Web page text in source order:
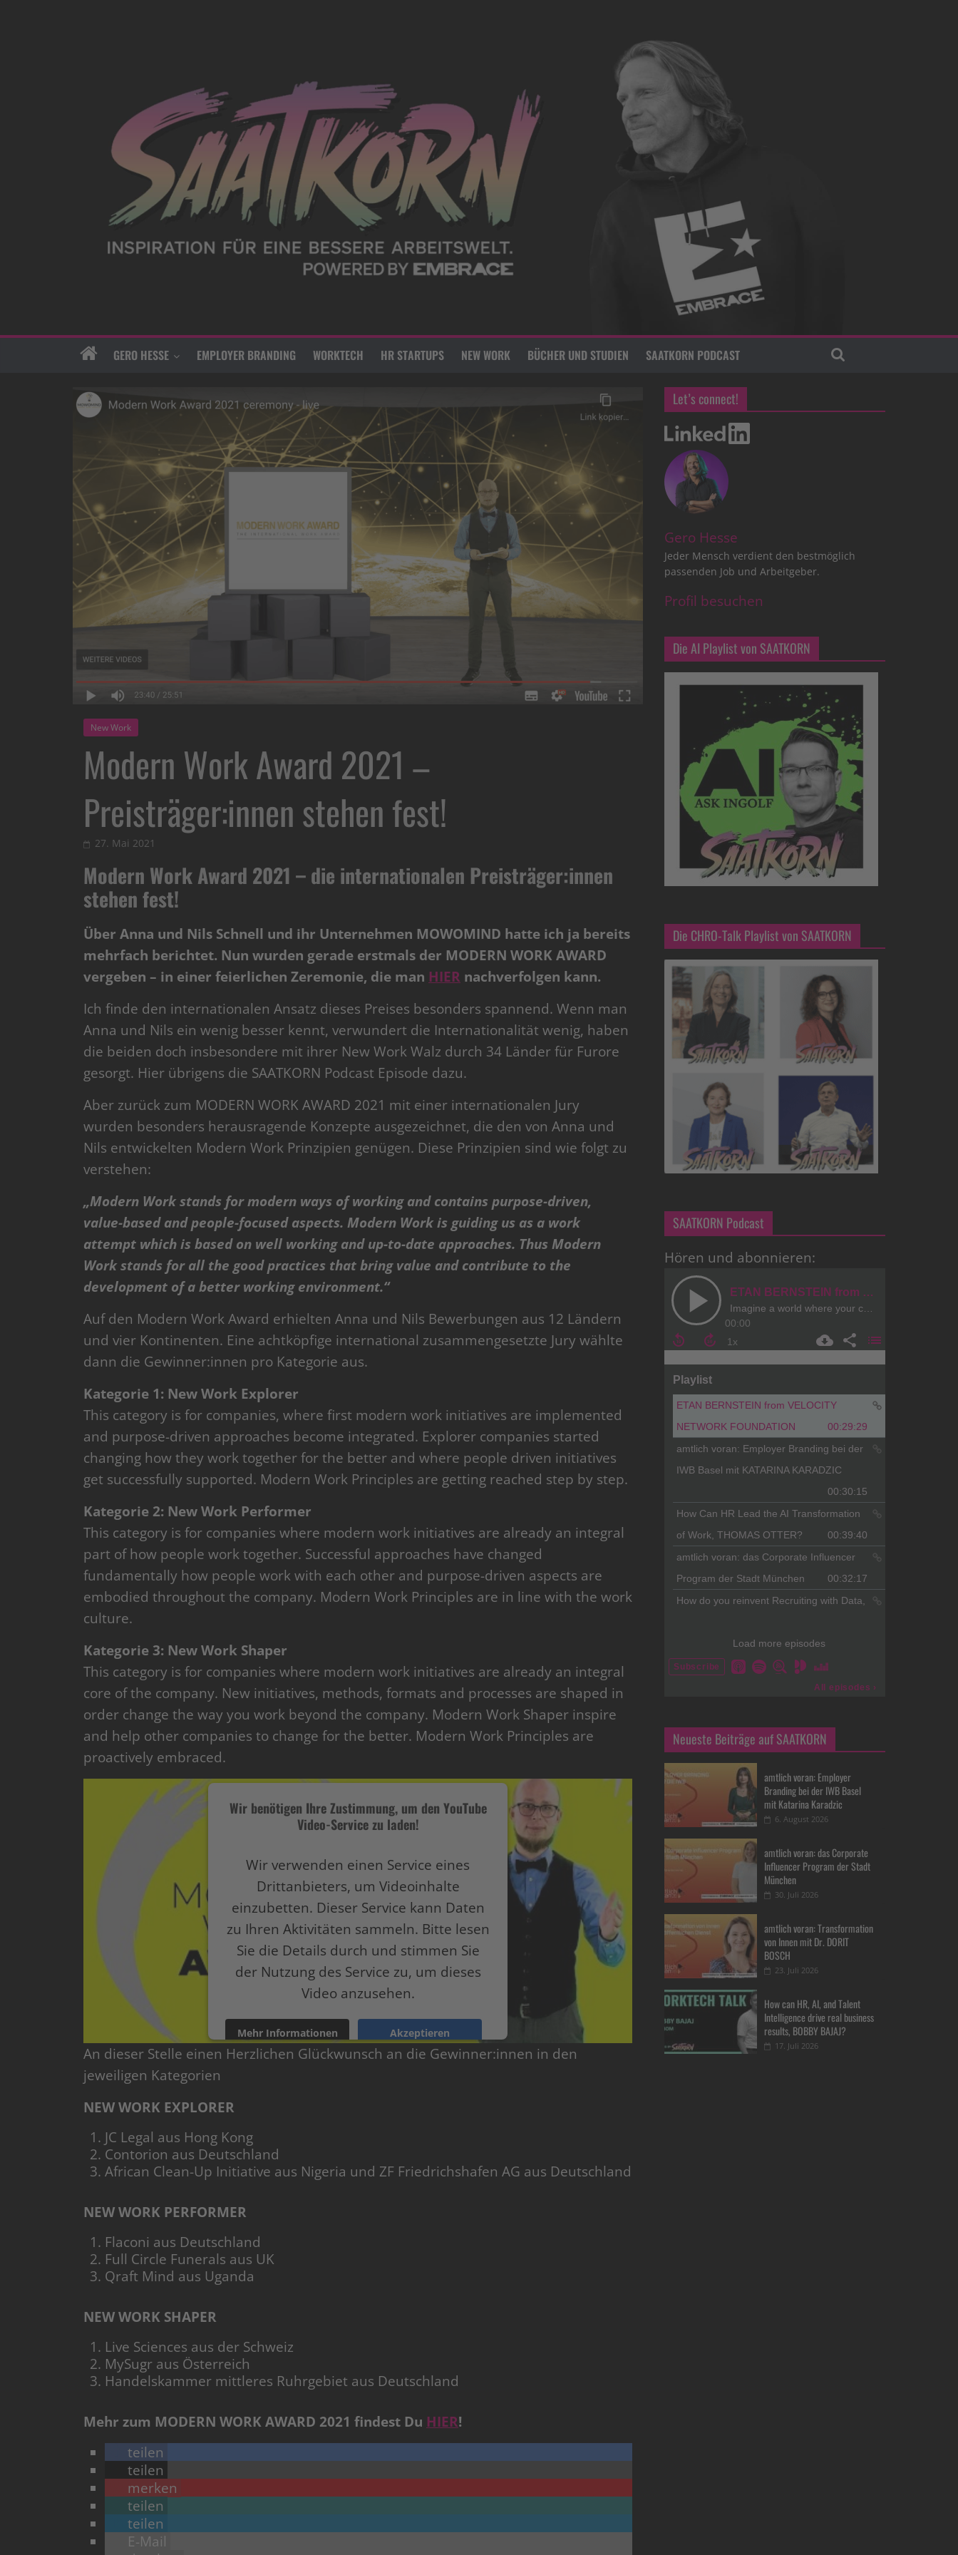
GERO HESSE EMPLOYER BRANDING WORKTECH HR STARTUPS NEW WORK BÜCHER UND STUDIEN SAATKORN PODCAST
New Work
Modern Work Award 2021 –
Preisträger:innen stehen fest!
27. Mai 2021
Modern Work Award 2021 – die internationalen Preisträger:innen
stehen fest!
Über Anna und Nils Schnell und ihr Unternehmen MOWOMIND hatte ich ja bereits
mehrfach berichtet. Nun wurden gerade erstmals der MODERN WORK AWARD
vergeben – in einer feierlichen Zeremonie, die man HIER nachverfolgen kann.
Ich finde den internationalen Ansatz dieses Preises besonders spannend. Wenn man
Anna und Nils ein wenig besser kennt, verwundert die Internationalität wenig, haben
die beiden doch insbesondere mit ihrer New Work Walz durch 34 Länder für Furore
gesorgt. Hier übrigens die SAATKORN Podcast Episode dazu.
Aber zurück zum MODERN WORK AWARD 2021 mit einer internationalen Jury
wurden besonders herausragende Konzepte ausgezeichnet, die den von Anna und
Nils entwickelten Modern Work Prinzipien genügen. Diese Prinzipien sind wie folgt zu
verstehen:
„Modern Work stands for modern ways of working and contains purpose-driven,
value-based and people-focused aspects. Modern Work is guiding us as a work
attempt which is based on well working and up-to-date approaches. Thus Modern
Work stands for all the good practices that bring value and contribute to the
development of a better working environment.“
Auf den Modern Work Award erhielten Anna und Nils Bewerbungen aus 12 Ländern
und vier Kontinenten. Eine achtköpfige international zusammengesetzte Jury wählte
dann die Gewinner:innen pro Kategorie aus.
Kategorie 1: New Work Explorer
This category is for companies, where first modern work initiatives are implemented
and purpose-driven approaches become integrated. Explorer companies started
changing how they work together for the better and where people driven initiatives
get successfully supported. Modern Work Principles are getting reached step by step.
Kategorie 2: New Work Performer
This category is for companies where modern work initiatives are already an integral
part of how people work together. Successful approaches have changed
fundamentally how people work with each other and purpose-driven aspects are
embodied throughout the company. Modern Work Principles are in line with the work
culture.
Kategorie 3: New Work Shaper
This category is for companies where modern work initiatives are already an integral
core of the company. New initiatives, methods, formats and processes are shaped in
order change the way you work beyond the company. Modern Work Shaper inspire
and help other companies to change for the better. Modern Work Principles are
proactively embraced.
Wir benötigen Ihre Zustimmung, um den YouTube
Video-Service zu laden!
Wir verwenden einen Service eines
Drittanbieters, um Videoinhalte
einzubetten. Dieser Service kann Daten
zu Ihren Aktivitäten sammeln. Bitte lesen
Sie die Details durch und stimmen Sie
der Nutzung des Service zu, um dieses
Video anzusehen.
Mehr Informationen Akzeptieren
powered byUsercentrics Consent Management Platform
An dieser Stelle einen Herzlichen Glückwunsch an die Gewinner:innen in den
jeweiligen Kategorien
NEW WORK EXPLORER
JC Legal aus Hong Kong
Contorion aus Deutschland
African Clean-Up Initiative aus Nigeria und ZF Friedrichshafen AG aus Deutschland
NEW WORK PERFORMER
Flaconi aus Deutschland
Full Circle Funerals aus UK
Qraft Mind aus Uganda
NEW WORK SHAPER
Live Sciences aus der Schweiz
MySugr aus Österreich
Handelskammer mittleres Ruhrgebiet aus Deutschland
Mehr zum MODERN WORK AWARD 2021 findest Du HIER!
teilen
teilen
merken
teilen
teilen
E-Mail
Let’s connect!
Gero Hesse
Jeder Mensch verdient den bestmöglich
passenden Job und Arbeitgeber.
Profil besuchen
Die AI Playlist von SAATKORN
Die CHRO-Talk Playlist von SAATKORN
SAATKORN Podcast
Hören und abonnieren:
Neueste Beiträge auf SAATKORN
amtlich voran: Employer
Branding bei der IWB Basel
mit Katarina Karadzic
6. August 2026
amtlich voran: das Corporate
Influencer Program der Stadt
München
30. Juli 2026
amtlich voran: Transformation
von Innen mit Dr. DORIT
BOSCH
23. Juli 2026
How can HR, AI, and Talent
Intelligence drive real business
results, BOBBY BAJAJ?
17. Juli 2026